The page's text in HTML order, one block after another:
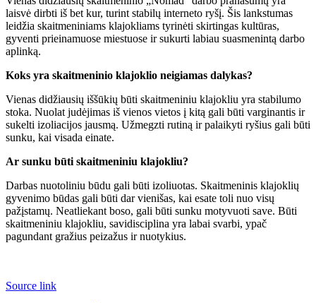
laisvė dirbti iš bet kur, turint stabilų interneto ryšį. Šis lankstumas
leidžia skaitmeniniams klajokliams tyrinėti skirtingas kultūras,
gyventi prieinamuose miestuose ir sukurti labiau suasmenintą darbo
aplinką.
Koks yra skaitmeninio klajoklio neigiamas dalykas?
Vienas didžiausių iššūkių būti skaitmeniniu klajokliu yra stabilumo
stoka. Nuolat judėjimas iš vienos vietos į kitą gali būti varginantis ir
sukelti izoliacijos jausmą. Užmegzti rutiną ir palaikyti ryšius gali būti
sunku, kai visada einate.
Ar sunku būti skaitmeniniu klajokliu?
Darbas nuotoliniu būdu gali būti izoliuotas. Skaitmeninis klajoklių
gyvenimo būdas gali būti dar vienišas, kai esate toli nuo visų
pažįstamų. Neatliekant boso, gali būti sunku motyvuoti save. Būti
skaitmeniniu klajokliu, savidisciplina yra labai svarbi, ypač
pagundant gražius peizažus ir nuotykius.
Source link